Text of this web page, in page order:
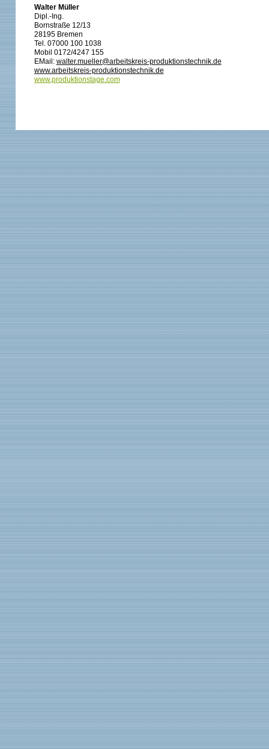
Walter Müller
Dipl.-Ing.
Bornstraße 12/13
28195 Bremen
Tel. 07000 100 1038
Mobil 0172/4247 155
EMail: walter.mueller@arbeitskreis-produktionstechnik.de
www.arbeitskreis-produktionstechnik.de
www.produktionstage.com